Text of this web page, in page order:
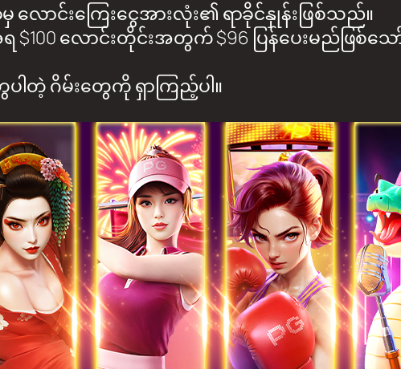
ာင်းကြေးငွေအားလုံး၏ ရာခိုင်နှုန်းဖြစ်သည်။
$100 လောင်းတိုင်းအတွက် $96 ပြန်ပေးမည်ဖြစ်
ါတဲ့ ဂိမ်းတွေကို ရှာကြည့်ပါ။